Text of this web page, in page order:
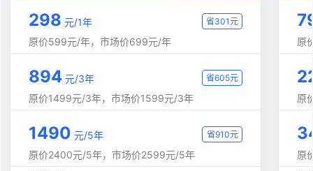
298 元/1年
原价599元/年，市场价699元/年
省301元
894 元/3年
原价1499元/3年，市场价1599元/3年
省605元
1490 元/5年
原价2400元/5年，市场价2599元/5年
省910元
原
原
原